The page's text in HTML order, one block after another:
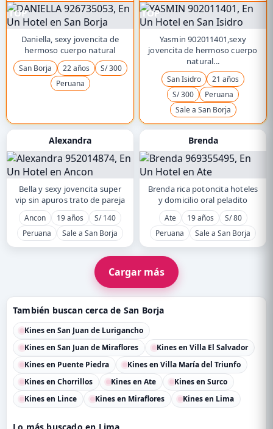
TOP
Daniella, sexy jovencita de
hermoso cuerpo natural
San Borja 22 años
S/ 300
Peruana
TOP
Yasmin 902011401,sexy
jovencita de hermoso cuerpo
natural...
San Isidro
21 años
S/ 300
Peruana
Sale a San Borja
Alexandra
Bella y sexy jovencita super
vip sin apuros trato de pareja
Ancon 19 años
S/ 140
Peruana
Sale a San Borja
Brenda
Brenda rica potoncita hoteles
y domicilio oral peladito
Ate 19 años
S/ 80
Peruana
Sale a San Borja
Cargar más
También buscan cerca de San Borja
Kines en San Juan de Lurigancho
Kines en San Juan de Miraflores
Kines en Villa El Salvador
Kines en Puente Piedra
Kines en Villa María del Triunfo
Kines en Chorrillos
Kines en Ate
Kines en Surco
Kines en Lince
Kines en Miraflores Kines en Lima